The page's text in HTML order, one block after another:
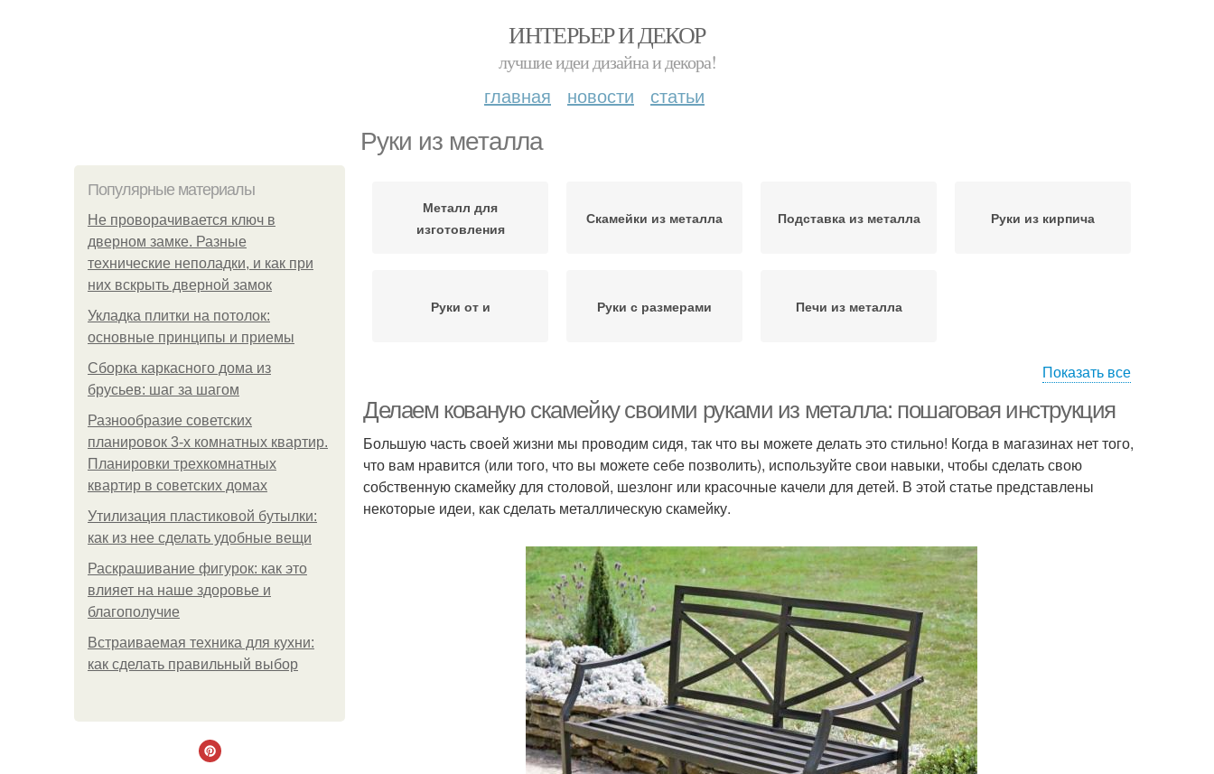
ИНТЕРЬЕР И ДЕКОР
лучшие идеи дизайна и декора!
главная новости статьи
Руки из металла
Популярные материалы
Не проворачивается ключ в
дверном замке. Разные
технические неполадки, и как при
них вскрыть дверной замок
Укладка плитки на потолок:
основные принципы и приемы
Сборка каркасного дома из
брусьев: шаг за шагом
Разнообразие советских
планировок 3-х комнатных квартир.
Планировки трехкомнатных
квартир в советских домах
Утилизация пластиковой бутылки:
как из нее сделать удобные вещи
Раскрашивание фигурок: как это
влияет на наше здоровье и
благополучие
Встраиваемая техника для кухни:
как сделать правильный выбор
Металл для
изготовления
Скамейки из металла Подставка из металла Руки из кирпича
Руки от и Руки с размерами Печи из металла
Показать все
Делаем кованую скамейку своими руками из металла: пошаговая инструкция
Большую часть своей жизни мы проводим сидя, так что вы можете делать это стильно! Когда в магазинах нет того,
что вам нравится (или того, что вы можете себе позволить), используйте свои навыки, чтобы сделать свою
собственную скамейку для столовой, шезлонг или красочные качели для детей. В этой статье представлены
некоторые идеи, как сделать металлическую скамейку.